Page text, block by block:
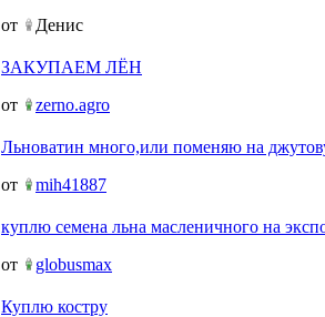
от
Денис
ЗАКУПАЕМ ЛЁН
от
zerno.agro
Льноватин много,или поменяю на
от
mih41887
куплю семена льна масленичного на
от
globusmax
Куплю костру